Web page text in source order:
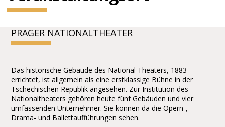
PRAGER NATIONALTHEATER
Das historische Gebäude des National Theaters, 1883
errichtet, ist allgemein als eine erstklassige Bühne in der
Tschechischen Republik angesehen. Zur Institution des
Nationaltheaters gehören heute fünf Gebäuden und vier
umfassenden Unternehmer. Sie können da die Opern-,
Drama- und Ballettaufführungen sehen.